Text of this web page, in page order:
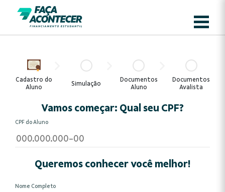
Cadastro do
Aluno
Simulação
Documentos
Aluno
Documentos
Avalista
Vamos começar: Qual seu CPF?
CPF do Aluno
Queremos conhecer você melhor!
Nome Completo